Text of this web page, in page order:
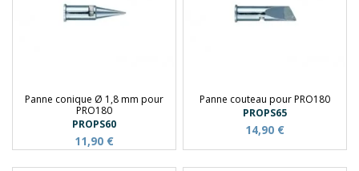
Panne conique Ø 1,8 mm pour
PRO180
PROPS60
11,90 €
Panne couteau pour PRO180
PROPS65
14,90 €